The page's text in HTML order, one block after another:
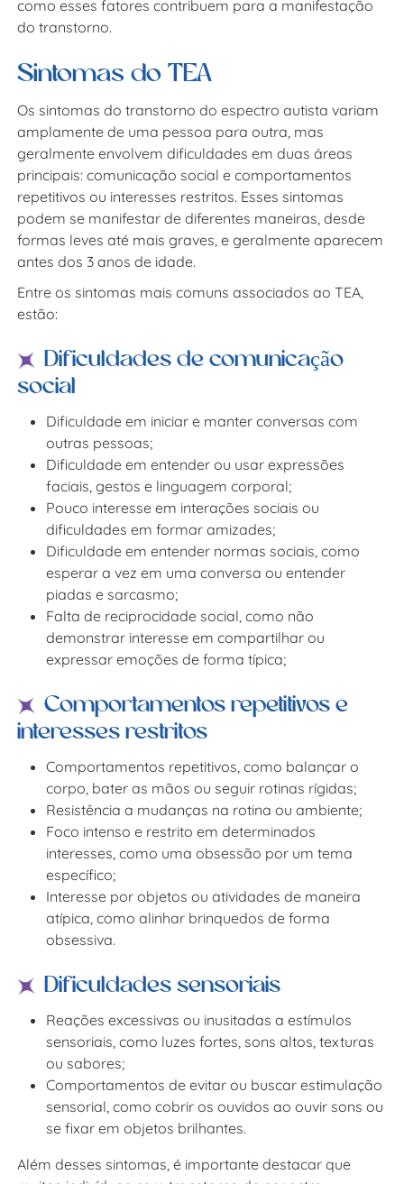
como esses fatores contribuem para a manifestação
do transtorno.
Sintomas do TEA
Os sintomas do transtorno do espectro autista variam
amplamente de uma pessoa para outra, mas
geralmente envolvem dificuldades em duas áreas
principais: comunicação social e comportamentos
repetitivos ou interesses restritos. Esses sintomas
podem se manifestar de diferentes maneiras, desde
formas leves até mais graves, e geralmente aparecem
antes dos 3 anos de idade.
Entre os sintomas mais comuns associados ao TEA,
estão:
Dificuldades de comunicação
social
Dificuldade em iniciar e manter conversas com
outras pessoas;
Dificuldade em entender ou usar expressões
faciais, gestos e linguagem corporal;
Pouco interesse em interações sociais ou
dificuldades em formar amizades;
Dificuldade em entender normas sociais, como
esperar a vez em uma conversa ou entender
piadas e sarcasmo;
Falta de reciprocidade social, como não
demonstrar interesse em compartilhar ou
expressar emoções de forma típica;
Comportamentos repetitivos e
interesses restritos
Comportamentos repetitivos, como balançar o
corpo, bater as mãos ou seguir rotinas rígidas;
Resistência a mudanças na rotina ou ambiente;
Foco intenso e restrito em determinados
interesses, como uma obsessão por um tema
específico;
Interesse por objetos ou atividades de maneira
atípica, como alinhar brinquedos de forma
obsessiva.
Dificuldades sensoriais
Reações excessivas ou inusitadas a estímulos
sensoriais, como luzes fortes, sons altos, texturas
ou sabores;
Comportamentos de evitar ou buscar estimulação
sensorial, como cobrir os ouvidos ao ouvir sons ou
se fixar em objetos brilhantes.
Além desses sintomas, é importante destacar que